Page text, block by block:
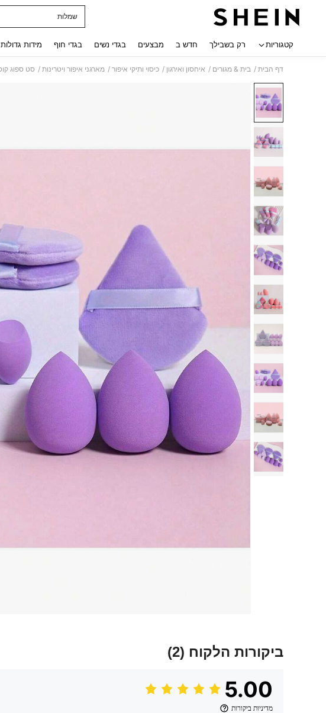
שמלות
קטגוריות רק בשבילך חדש ב מבצעים בגדי נשים בגדי חוף מידות גדולות
דף הבית / בית & מגורים / איחסון ואירגון / כיסוי ותיקי איפור / מארגני איפור ויטרינות /
ביקורות הלקוח (2)
5.00
מדיניות ביקורות